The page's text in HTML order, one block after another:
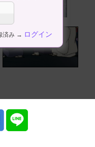
済み → ログイン